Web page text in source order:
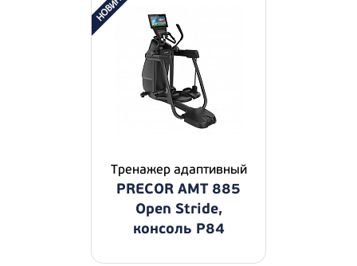
Тренажер адаптивный
PRECOR AMT 885
Open Stride,
консоль P84